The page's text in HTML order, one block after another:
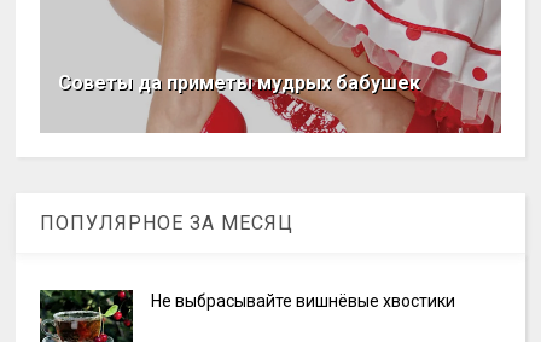
Советы да приметы мудрых бабушек
ПОПУЛЯРНОЕ ЗА МЕСЯЦ
Не выбрасывайте вишнёвые хвостики